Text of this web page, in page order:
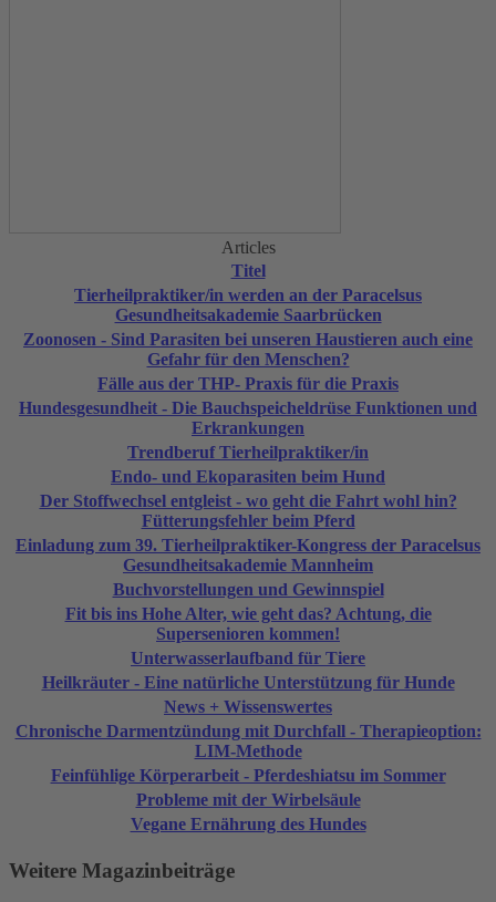
Articles
Titel
Tierheilpraktiker/in werden an der Paracelsus
Gesundheitsakademie Saarbrücken
Zoonosen - Sind Parasiten bei unseren Haustieren auch eine
Gefahr für den Menschen?
Fälle aus der THP- Praxis für die Praxis
Hundesgesundheit - Die Bauchspeicheldrüse Funktionen und
Erkrankungen
Trendberuf Tierheilpraktiker/in
Endo- und Ekoparasiten beim Hund
Der Stoffwechsel entgleist - wo geht die Fahrt wohl hin?
Fütterungsfehler beim Pferd
Einladung zum 39. Tierheilpraktiker-Kongress der Paracelsus
Gesundheitsakademie Mannheim
Buchvorstellungen und Gewinnspiel
Fit bis ins Hohe Alter, wie geht das? Achtung, die
Supersenioren kommen!
Unterwasserlaufband für Tiere
Heilkräuter - Eine natürliche Unterstützung für Hunde
News + Wissenswertes
Chronische Darmentzündung mit Durchfall - Therapieoption:
LIM-Methode
Feinfühlige Körperarbeit - Pferdeshiatsu im Sommer
Probleme mit der Wirbelsäule
Vegane Ernährung des Hundes
Weitere Magazinbeiträge